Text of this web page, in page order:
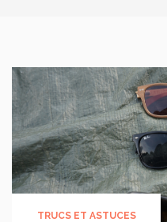
TRUCS ET ASTUCES